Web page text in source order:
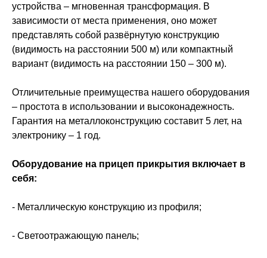
устройства – мгновенная трансформация. В
зависимости от места применения, оно может
представлять собой развёрнутую конструкцию
(видимость на расстоянии 500 м) или компактный
вариант (видимость на расстоянии 150 – 300 м).
Отличительные преимущества нашего оборудования
– простота в использовании и высоконадежность.
Гарантия на металлоконструкцию составит 5 лет, на
электронику – 1 год.
Оборудование на прицеп прикрытия включает в
себя:
- Металлическую конструкцию из профиля;
- Светоотражающую панель;